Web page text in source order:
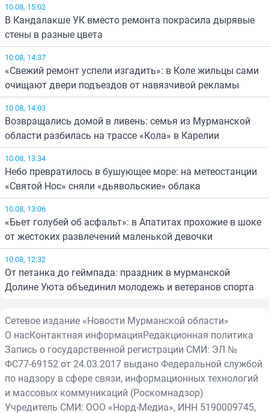
10.08, 15:02
В Кандалакше УК вместо ремонта покрасила дырявые
стены в разные цвета
10.08, 14:37
«Свежий ремонт успели изгадить»: в Коле жильцы сами
очищают двери подъездов от навязчивой рекламы
10.08, 14:03
Возвращались домой в ливень: семья из Мурманской
области разбилась на трассе «Кола» в Карелии
10.08, 13:34
Небо превратилось в бушующее море: на метеостанции
«Святой Нос» сняли «дьявольские» облака
10.08, 13:06
«Бьет голубей об асфальт»: в Апатитах прохожие в шоке
от жестоких развлечений маленькой девочки
10.08, 12:32
От петанка до геймпада: праздник в мурманской
Долине Уюта объединил молодежь и ветеранов спорта
Сетевое издание «Новости Мурманской области»
О насКонтактная информацияРедакционная политика
Запись о государственной регистрации СМИ: ЭЛ №
ФС77-69152 от 24.03.2017 выдано Федеральной службой
по надзору в сфере связи, информационных технологий
и массовых коммуникаций (Роскомнадзор)
Учредитель СМИ: ООО «Норд-Медиа», ИНН 5190009745,